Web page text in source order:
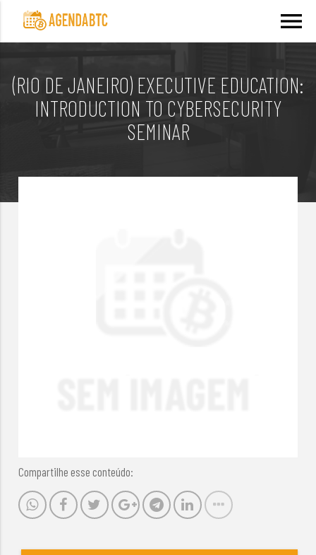
menu
(RIO DE JANEIRO) EXECUTIVE EDUCATION:
INTRODUCTION TO CYBERSECURITY
SEMINAR
Compartilhe esse conteúdo: